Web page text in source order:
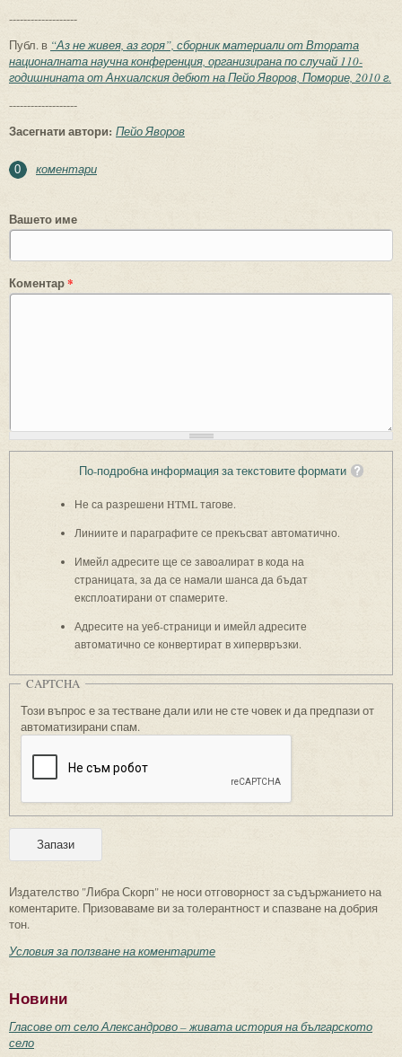
-------------------
Публ. в “Аз не живея, аз горя”, сборник материали от Втората
националната научна конференция, организирана по случай 110-
годишнината от Анхиалския дебют на Пейо Яворов, Поморие, 2010 г.
-------------------
Засегнати автори: Пейо Яворов
0 коментари
Вашето име
Коментар*
По-подробна информация за текстовите формати
Не са разрешени HTML тагове.
Линиите и параграфите се прекъсват автоматично.
Имейл адресите ще се завоалират в кода на
страницата, за да се намали шанса да бъдат
експлоатирани от спамерите.
Адресите на уеб-страници и имейл адресите
автоматично се конвертират в хипервръзки.
CAPTCHA
Този въпрос е за тестване дали или не сте човек и да предпази от
автоматизирани спам.
Издателство "Либра Скорп" не носи отговорност за съдържанието на
коментарите. Призоваваме ви за толерантност и спазване на добрия
тон.
Условия за ползване на коментарите
Новини
Гласове от село Александрово – живата история на българското
село